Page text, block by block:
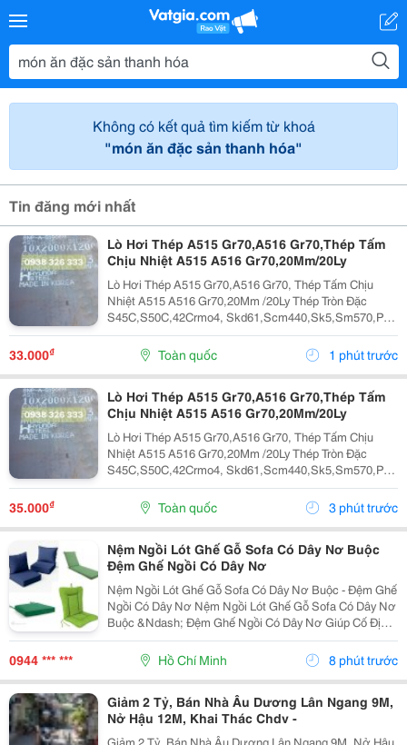
Không có kết quả tìm kiếm từ khoá
"món ăn đặc sản thanh hóa"
Tin đăng mới nhất
Lò Hơi Thép A515 Gr70,A516 Gr70,Thép Tấm
Chịu Nhiệt A515 A516 Gr70,20Mm/20Ly
Lò Hơi Thép A515 Gr70,A516 Gr70, Thép Tấm Chịu
Nhiệt A515 A516 Gr70,20Mm /20Ly Thép Tròn Đặc
S45C,S50C,42Crmo4, Skd61,Scm440,Sk5,Sm570,P20
Thép Tấm Chịu Nhiệt A515 Gr70,A516 Gr70, 20Mm
X2000X6000/12000Mm Thép Tấm Chịu Mài Mòn,Chịu
Mòn Cao...
33.000₫ Toàn quốc 1 phút trước
Lò Hơi Thép A515 Gr70,A516 Gr70,Thép Tấm
Chịu Nhiệt A515 A516 Gr70,20Mm/20Ly
Lò Hơi Thép A515 Gr70,A516 Gr70, Thép Tấm Chịu
Nhiệt A515 A516 Gr70,20Mm /20Ly Thép Tròn Đặc
S45C,S50C,42Crmo4, Skd61,Scm440,Sk5,Sm570,P20
Thép Tấm Chịu Nhiệt A515 Gr70,A516 Gr70, 20Mm
X2000X6000/12000Mm Thép Tấm Chịu Mài Mòn,Chịu
Mòn Cao...
35.000₫ Toàn quốc 3 phút trước
Nệm Ngồi Lót Ghế Gỗ Sofa Có Dây Nơ Buộc
Đệm Ghế Ngồi Có Dây Nơ
Nệm Ngồi Lót Ghế Gỗ Sofa Có Dây Nơ Buộc - Đệm Ghế
Ngồi Có Dây Nơ Nệm Ngồi Lót Ghế Gỗ Sofa Có Dây Nơ
Buộc &Ndash; Đệm Ghế Ngồi Có Dây Nơ Giúp Cố Định
Nệm Chắc Hơn, Hạn Chế Xô Lệch Và Giữ Form Gọn
Khi Sử Dụng. Nemngoi.com Có Nhiều Kích Thước, Độ
0944 *** *** Hồ Chí Minh 8 phút trước
Giảm 2 Tỷ, Bán Nhà Âu Dương Lân Ngang 9M,
Nở Hậu 12M, Khai Thác Chdv -
Giảm 2 Tỷ, Bán Nhà Âu Dương Lân Ngang 9M, Nở Hậu